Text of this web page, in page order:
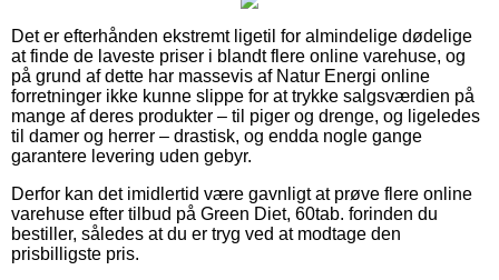
Det er efterhånden ekstremt ligetil for almindelige dødelige
at finde de laveste priser i blandt flere online varehuse, og
på grund af dette har massevis af Natur Energi online
forretninger ikke kunne slippe for at trykke salgsværdien på
mange af deres produkter – til piger og drenge, og ligeledes
til damer og herrer – drastisk, og endda nogle gange
garantere levering uden gebyr.
Derfor kan det imidlertid være gavnligt at prøve flere online
varehuse efter tilbud på Green Diet, 60tab. forinden du
bestiller, således at du er tryg ved at modtage den
prisbilligste pris.